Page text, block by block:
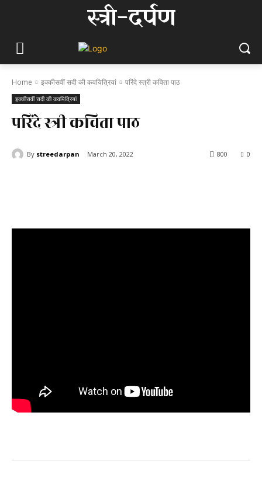
स्त्री-दर्पण
Home इक्कीसवीं सदी की कवयित्रियां परिंदे स्त्री कविता पाठ
इक्कीसवीं सदी की कवयित्रियां
परिंदे स्त्री कविता पाठ
By streedarpan March 20, 2022 0
800